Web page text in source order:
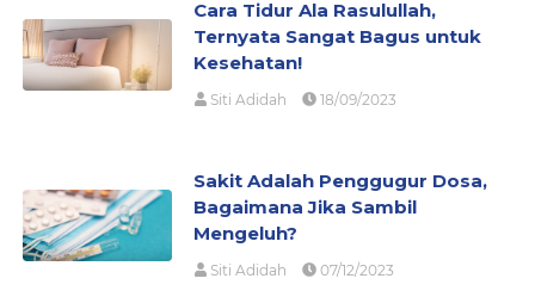
Cara Tidur Ala Rasulullah,
Ternyata Sangat Bagus untuk
Kesehatan!
Siti Adidah 18/09/2023
Sakit Adalah Penggugur Dosa,
Bagaimana Jika Sambil
Mengeluh?
Siti Adidah 07/12/2023